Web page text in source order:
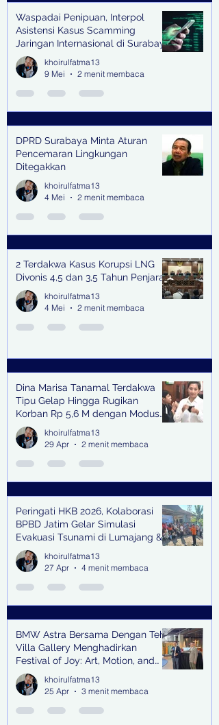
Waspadai Penipuan, Interpol
Asistensi Kasus Scamming
Jaringan Internasional di Surabaya
khoirulfatma13
9 Mei
2 menit membaca
DPRD Surabaya Minta Aturan
Pencemaran Lingkungan
Ditegakkan
khoirulfatma13
4 Mei
2 menit membaca
2 Terdakwa Kasus Korupsi LNG
Divonis 4,5 dan 3,5 Tahun Penjara
khoirulfatma13
4 Mei
2 menit membaca
Dina Marisa Tanamal Terdakwa
Tipu Gelap Hingga Rugikan
Korban Rp 5,6 M dengan Modus
Kerja Sama Impor Bodong
khoirulfatma13
29 Apr
2 menit membaca
Peringati HKB 2026, Kolaborasi
BPBD Jatim Gelar Simulasi
Evakuasi Tsunami di Lumajang &
Trenggalek
khoirulfatma13
27 Apr
4 menit membaca
BMW Astra Bersama Dengan Teh
Villa Gallery Menghadirkan
Festival of Joy: Art, Motion, and
Scent
khoirulfatma13
25 Apr
3 menit membaca